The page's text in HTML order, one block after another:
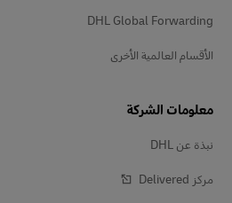
DHL Global Forwarding
الأقسام العالمية الأخرى
معلومات الشركة
نبذة عن DHL
مركز Delivered‎